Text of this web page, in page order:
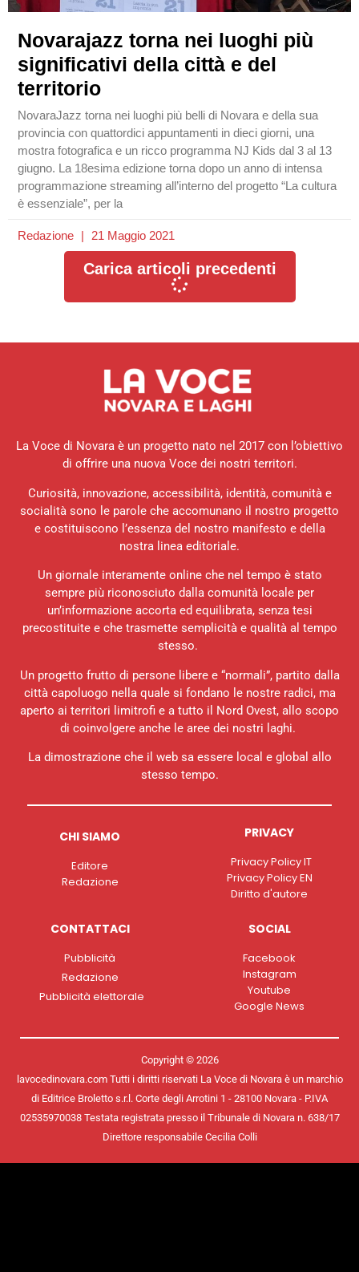
Novarajazz torna nei luoghi più
significativi della città e del
territorio
NovaraJazz torna nei luoghi più belli di Novara e della sua
provincia con quattordici appuntamenti in dieci giorni, una
mostra fotografica e un ricco programma NJ Kids dal 3 al 13
giugno. La 18esima edizione torna dopo un anno di intensa
programmazione streaming all’interno del progetto “La cultura
è essenziale”, per la
Redazione 21 Maggio 2021
Carica articoli precedenti
La Voce di Novara è un progetto nato nel 2017 con l’obiettivo
di offrire una nuova Voce dei nostri territori.
Curiosità, innovazione, accessibilità, identità, comunità e
socialità sono le parole che accomunano il nostro progetto
e costituiscono l’essenza del nostro manifesto e della
nostra linea editoriale.
Un giornale interamente online che nel tempo è stato
sempre più riconosciuto dalla comunità locale per
un’informazione accorta ed equilibrata, senza tesi
precostituite e che trasmette semplicità e qualità al tempo
stesso.
Un progetto frutto di persone libere e “normali”, partito dalla
città capoluogo nella quale si fondano le nostre radici, ma
aperto ai territori limitrofi e a tutto il Nord Ovest, allo scopo
di coinvolgere anche le aree dei nostri laghi.
La dimostrazione che il web sa essere local e global allo
stesso tempo.
CHI SIAMO
Editore
Redazione
PRIVACY
Privacy Policy IT
Privacy Policy EN
Diritto d'autore
CONTATTACI
Pubblicità
Redazione
Pubblicità elettorale
SOCIAL
Facebook
Instagram
Youtube
Google News
Copyright © 2026
lavocedinovara.com Tutti i diritti riservati La Voce di Novara è un marchio
di Editrice Broletto s.r.l. Corte degli Arrotini 1 - 28100 Novara - P.IVA
02535970038 Testata registrata presso il Tribunale di Novara n. 638/17
Direttore responsabile Cecilia Colli